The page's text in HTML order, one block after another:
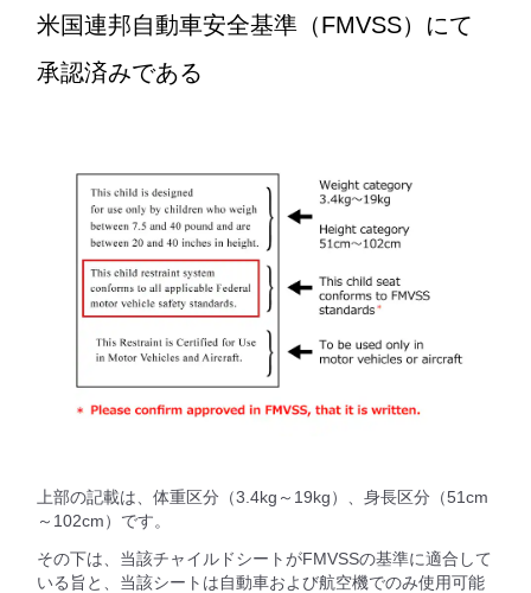
米国連邦自動車安全基準（FMVSS）にて
承認済みである
上部の記載は、体重区分（3.4kg～19kg）、身長区分（51cm
～102cm）です。
その下は、当該チャイルドシートがFMVSSの基準に適合して
いる旨と、当該シートは自動車および航空機でのみ使用可能